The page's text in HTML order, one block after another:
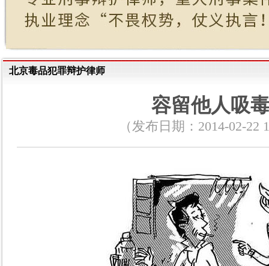
北京毒品犯罪辩护律师
容留他人吸
（发布日期：2014-02-22